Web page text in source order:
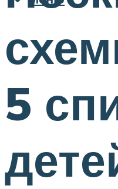
5